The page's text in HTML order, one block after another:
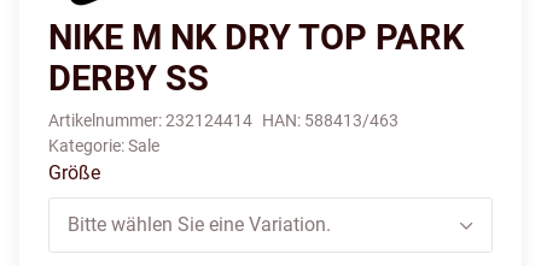
NIKE M NK DRY TOP PARK
DERBY SS
Artikelnummer:232124414 HAN: 588413/463
Kategorie:Sale
Größe
Bitte wählen Sie eine Variation.